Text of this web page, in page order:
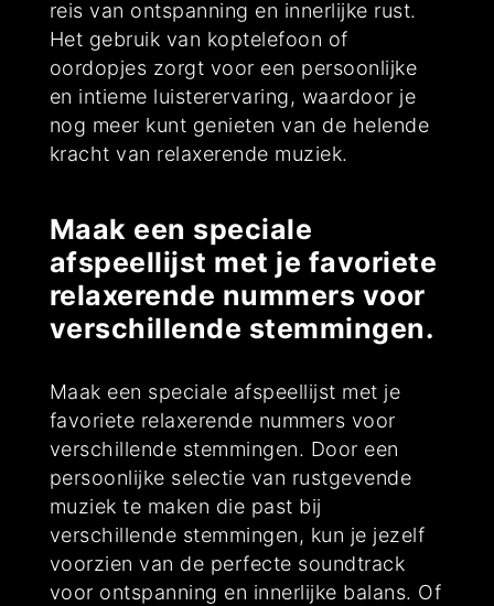
reis van ontspanning en innerlijke rust.
Het gebruik van koptelefoon of
oordopjes zorgt voor een persoonlijke
en intieme luisterervaring, waardoor je
nog meer kunt genieten van de helende
kracht van relaxerende muziek.
Maak een speciale
afspeellijst met je favoriete
relaxerende nummers voor
verschillende stemmingen.
Maak een speciale afspeellijst met je
favoriete relaxerende nummers voor
verschillende stemmingen. Door een
persoonlijke selectie van rustgevende
muziek te maken die past bij
verschillende stemmingen, kun je jezelf
voorzien van de perfecte soundtrack
voor ontspanning en innerlijke balans. Of